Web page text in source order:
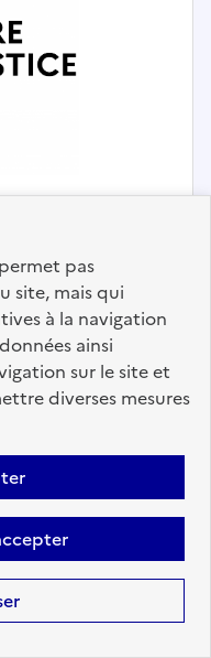
pas
site, mais qui
à la navigation
ainsi
sur le site et
diverses mesures
Tribunal de
Billancourt
- CA
: Adjoint